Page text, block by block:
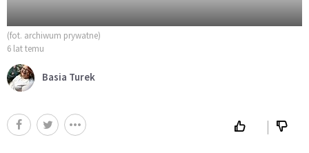
(fot. archiwum prywatne)
6 lat temu
Basia Turek